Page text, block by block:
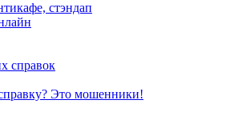
стэндап
справок
Это мошенники!